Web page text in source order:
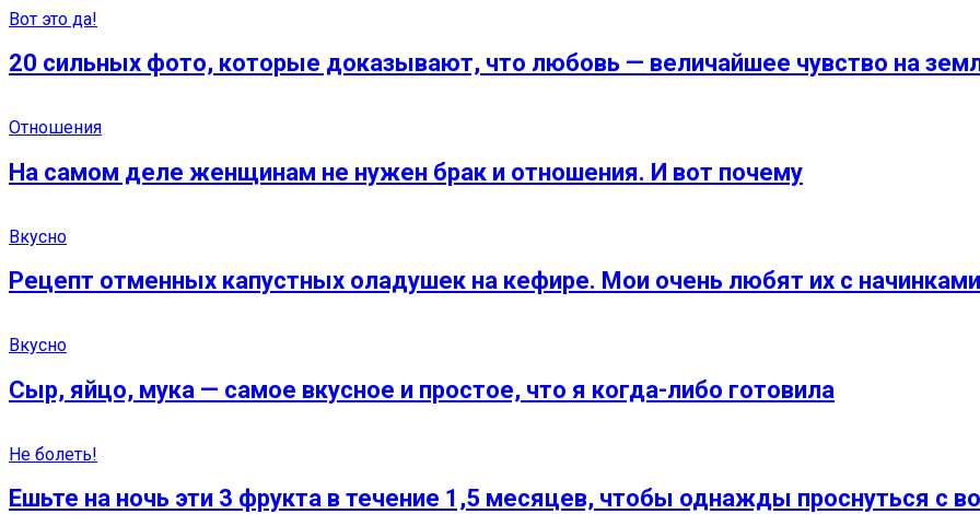
Вот это да!
20 сильных фото, которые доказывают, что любовь — величайшее чувство на
Отношения
На самом деле женщинам не нужен брак и отношения. И вот почему
Вкусно
Рецепт отменных капустных оладушек на кефире. Мои очень любят их с
Вкусно
Сыр, яйцо, мука — самое вкусное и простое, что я когда-либо готовила
Не болеть!
Ешьте на ночь эти 3 фрукта в течение 1,5 месяцев, чтобы однажды проснуться с